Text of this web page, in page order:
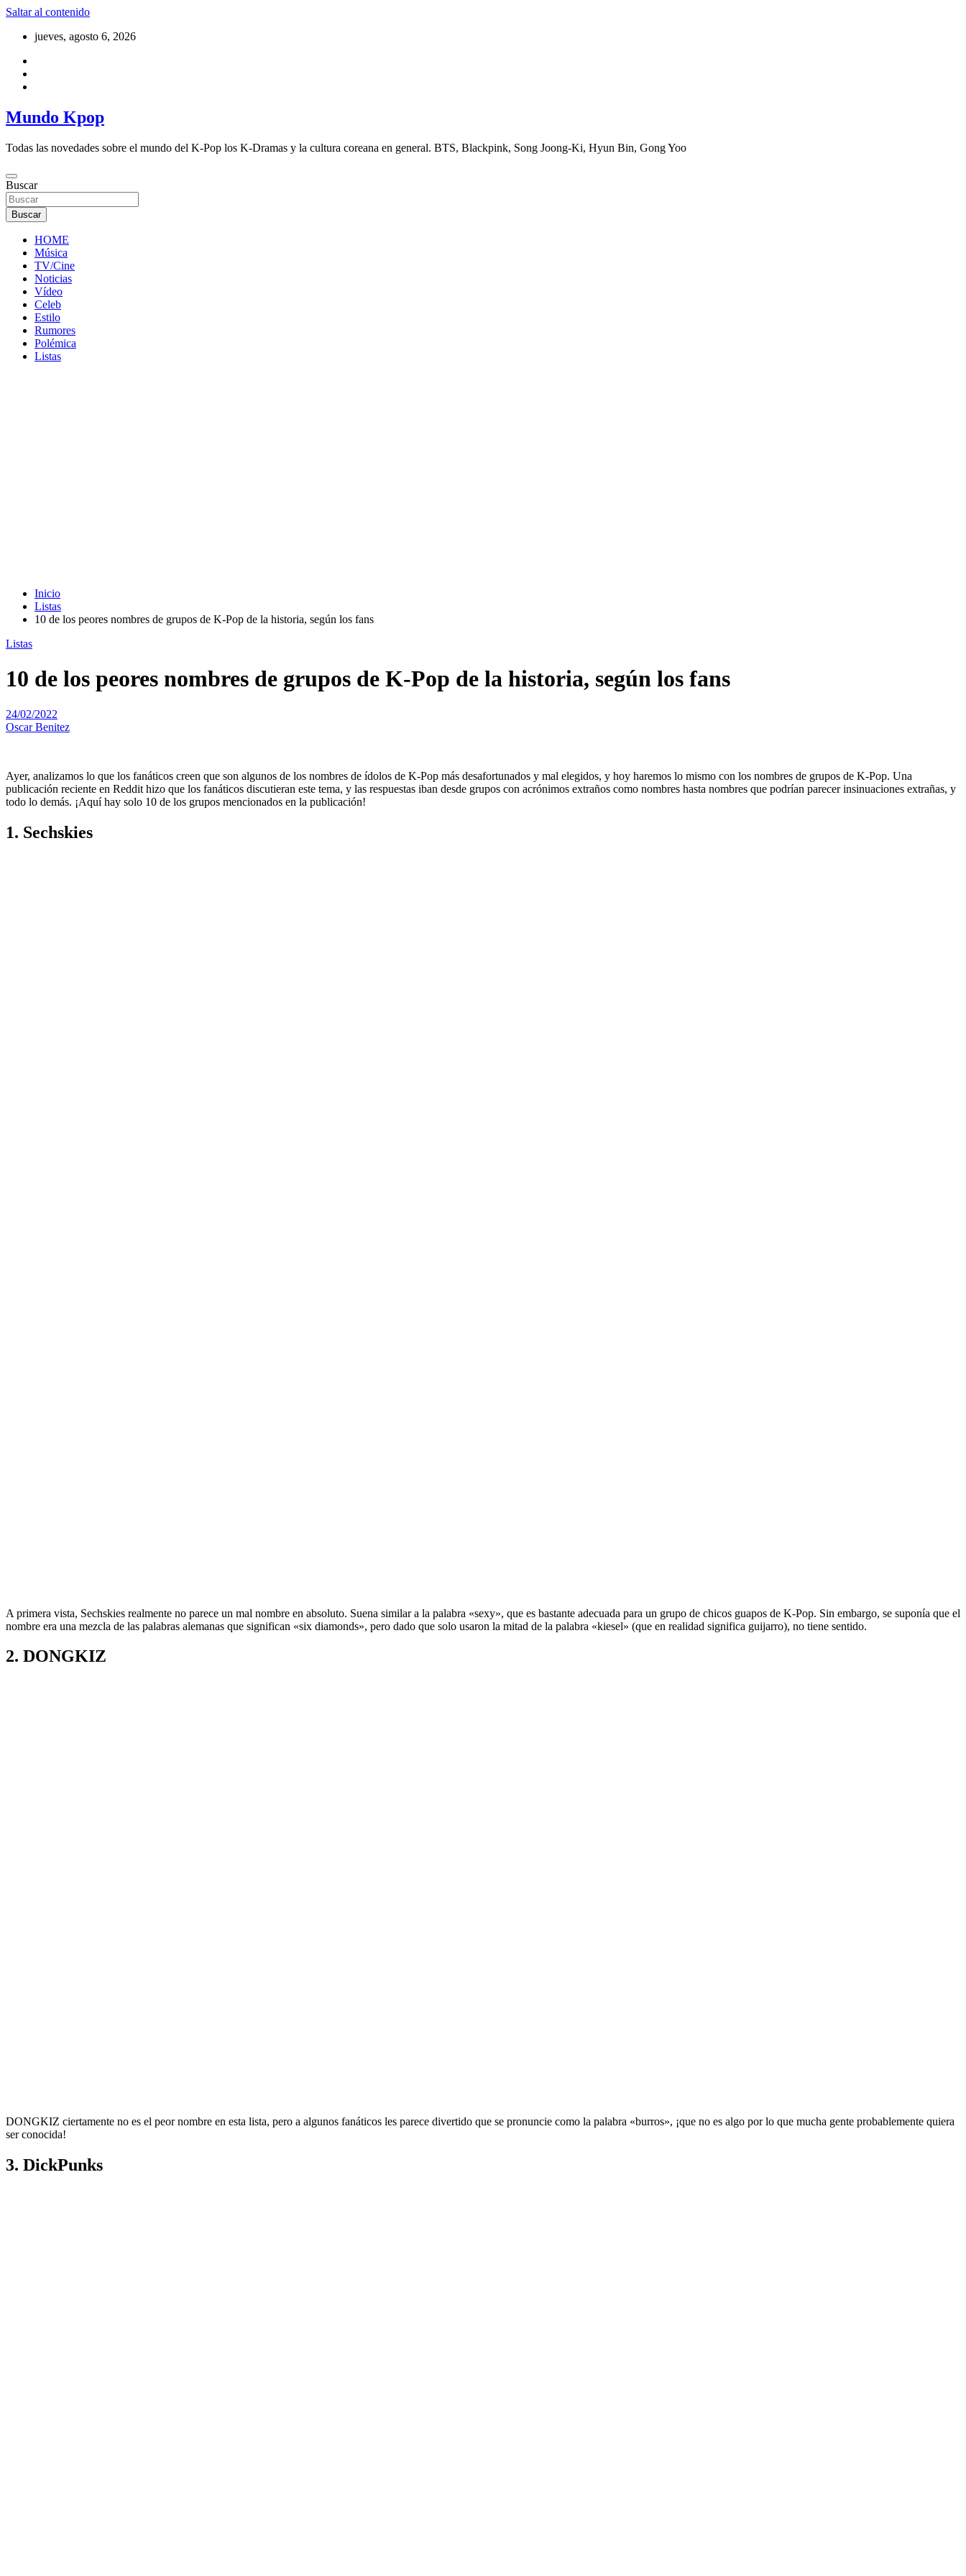
Saltar al contenido
jueves, agosto 6, 2026
Mundo Kpop
Todas las novedades sobre el mundo del K-Pop los K-Dramas y la cultura coreana en general. BTS, Blackpink, Song Joong-Ki, Hyun Bin, Gong Yoo
Buscar
Buscar
HOME
Música
TV/Cine
Noticias
Vídeo
Celeb
Estilo
Rumores
Polémica
Listas
Inicio
Listas
10 de los peores nombres de grupos de K-Pop de la historia, según los fans
Listas
10 de los peores nombres de grupos de K-Pop de la historia, según los fans
24/02/2022
Oscar Benitez
Ayer, analizamos lo que los fanáticos creen que son algunos de los nombres de ídolos de K-Pop más desafortunados y mal elegidos, y hoy haremos lo mismo con los nombres de grupos de K-Pop. Una
publicación reciente en Reddit hizo que los fanáticos discutieran este tema, y ​​las respuestas iban desde grupos con acrónimos extraños como nombres hasta nombres que podrían parecer insinuaciones extrañas, y
todo lo demás. ¡Aquí hay solo 10 de los grupos mencionados en la publicación!
1. Sechskies
A primera vista, Sechskies realmente no parece un mal nombre en absoluto. Suena similar a la palabra «sexy», que es bastante adecuada para un grupo de chicos guapos de K-Pop. Sin embargo, se suponía que el
nombre era una mezcla de las palabras alemanas que significan «six diamonds», pero dado que solo usaron la mitad de la palabra «kiesel» (que en realidad significa guijarro), no tiene sentido.
2. DONGKIZ
DONGKIZ ciertamente no es el peor nombre en esta lista, pero a algunos fanáticos les parece divertido que se pronuncie como la palabra «burros», ¡que no es algo por lo que mucha gente probablemente quiera
ser conocida!
3. DickPunks